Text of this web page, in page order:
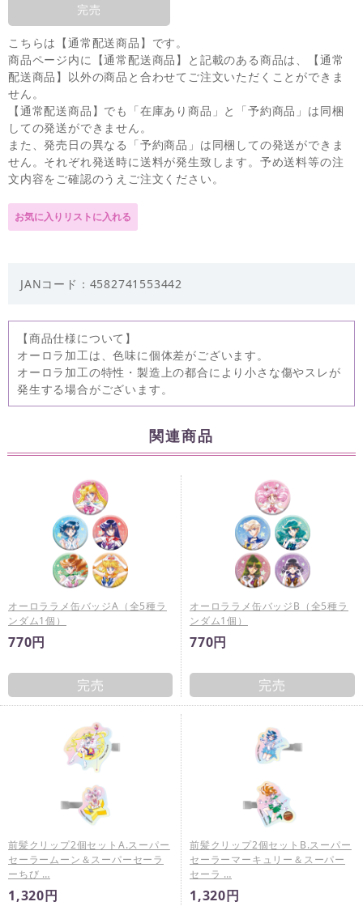
完売
こちらは【通常配送商品】です。
商品ページ内に【通常配送商品】と記載のある商品は、【通常
配送商品】以外の商品と合わせてご注文いただくことができま
せん。
【通常配送商品】でも「在庫あり商品」と「予約商品」は同梱
しての発送ができません。
また、発売日の異なる「予約商品」は同梱しての発送ができま
せん。それぞれ発送時に送料が発生致します。予め送料等の注
文内容をご確認のうえご注文ください。
JANコード：4582741553442
【商品仕様について】
オーロラ加工は、色味に個体差がございます。
オーロラ加工の特性・製造上の都合により小さな傷やスレが
発生する場合がございます。
関連商品
オーロララメ缶バッジA（全5種ラ
ンダム1個）
770円
完売
オーロララメ缶バッジB（全5種ラ
ンダム1個）
770円
完売
前髪クリップ2個セットA.スーパー
セーラームーン＆スーパーセーラ
ーちび …
1,320円
前髪クリップ2個セットB.スーパー
セーラーマーキュリー＆スーパー
セーラ …
1,320円